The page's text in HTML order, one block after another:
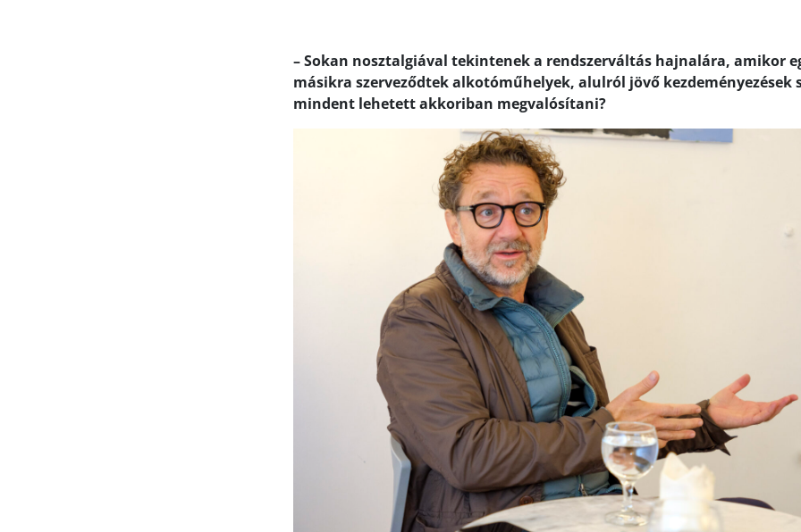
– Sokan nosztalgiával tekintenek a rendszerváltás hajnalára, amikor
másikra szerveződtek alkotóműhelyek, alulról jövő kezdeményezések
mindent lehetett akkoriban megvalósítani?